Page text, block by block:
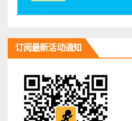
订阅最新活动通知